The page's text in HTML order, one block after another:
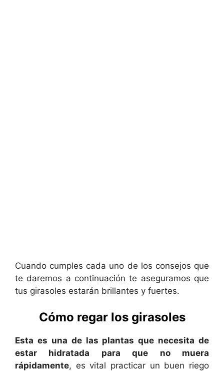
Cuando cumples cada uno de los consejos que
te daremos a continuación te aseguramos que
tus girasoles estarán brillantes y fuertes.
Cómo regar los girasoles
Esta es una de las plantas que necesita de
estar hidratada para que no muera
rápidamente, es vital practicar un buen riego